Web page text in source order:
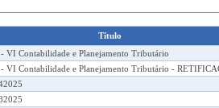
Título
VI Contabilidade e Planejamento Tributário
VI Contabilidade e Planejamento Tributário -